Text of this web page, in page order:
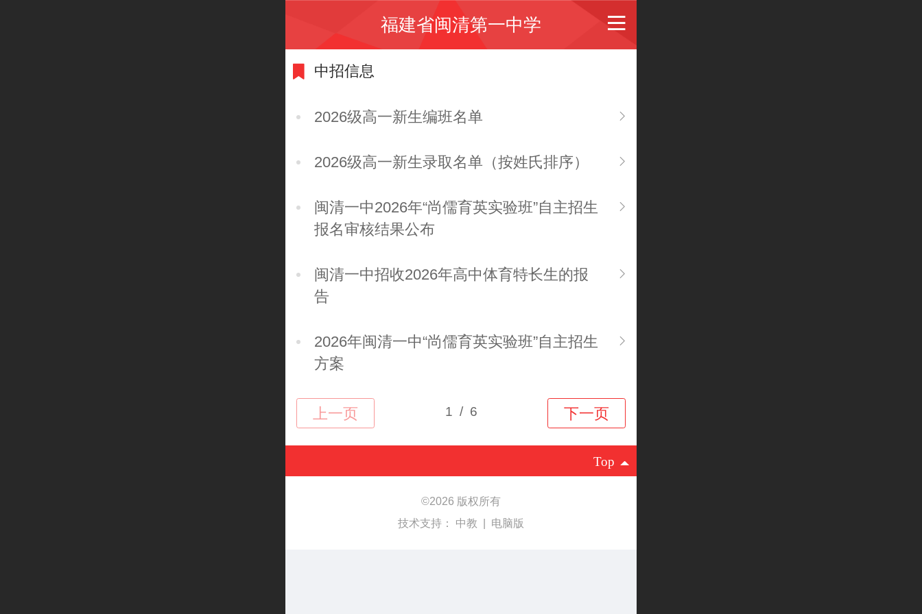
福建省闽清第一中学
中招信息
2026级高一新生编班名单
2026级高一新生录取名单（按姓氏排序）
闽清一中2026年“尚儒育英实验班”自主招生
报名审核结果公布
闽清一中招收2026年高中体育特长生的报
告
2026年闽清一中“尚儒育英实验班”自主招生
方案
Top
©2026 版权所有
技术支持： 中教 电脑版